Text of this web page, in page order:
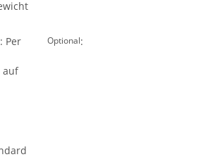
Optional: